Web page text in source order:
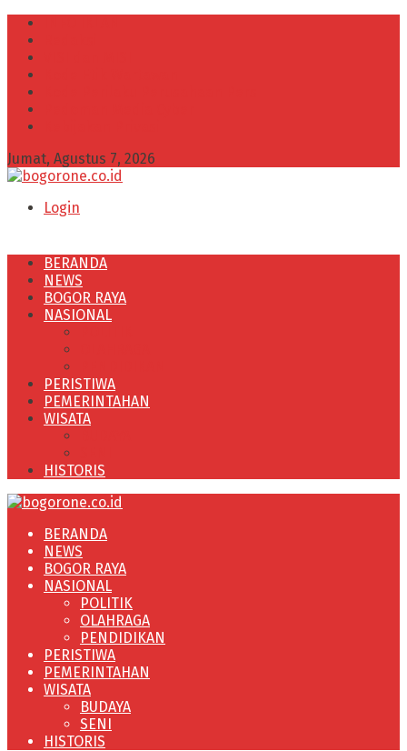
Jumat, Agustus 7, 2026
Login
BERANDA
NEWS
BOGOR RAYA
NASIONAL
PERISTIWA
PEMERINTAHAN
WISATA
HISTORIS
BERANDA
NEWS
BOGOR RAYA
NASIONAL
POLITIK
OLAHRAGA
PENDIDIKAN
PERISTIWA
PEMERINTAHAN
WISATA
BUDAYA
SENI
HISTORIS